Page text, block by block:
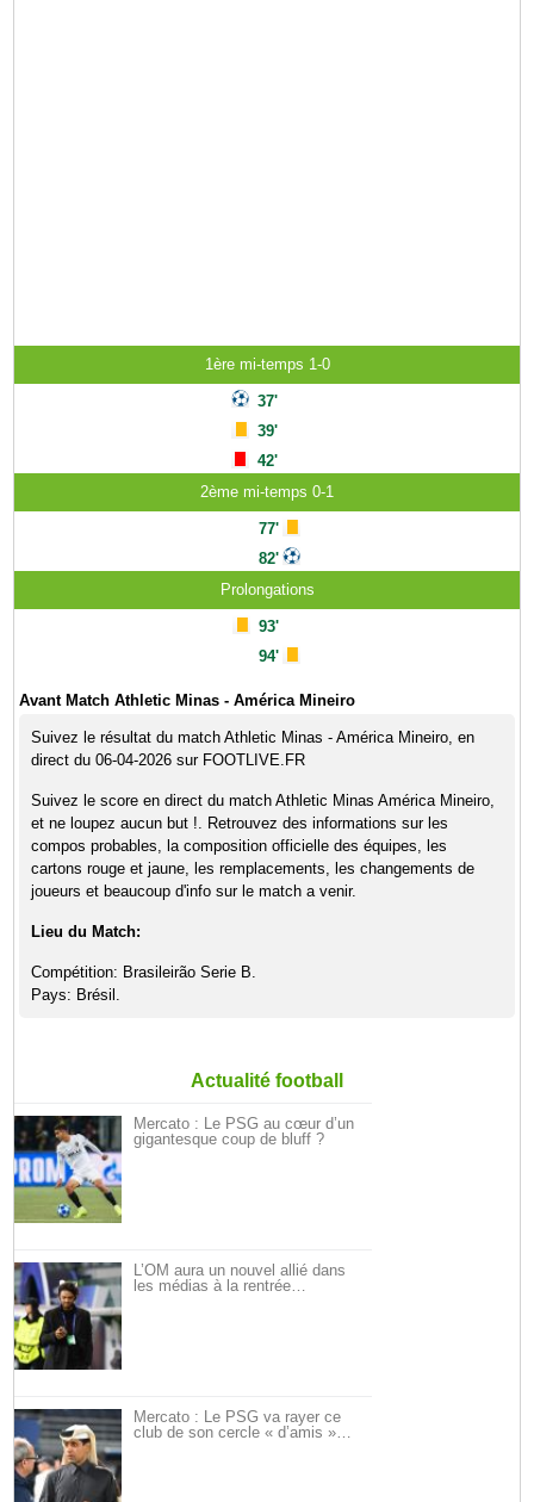
1ère mi-temps 1-0
37'
39'
42'
2ème mi-temps 0-1
77'
82'
Prolongations
93'
94'
Avant Match Athletic Minas - América Mineiro
Suivez le résultat du match Athletic Minas - América Mineiro, en
direct du 06-04-2026 sur FOOTLIVE.FR
Suivez le score en direct du match Athletic Minas América Mineiro,
et ne loupez aucun but !. Retrouvez des informations sur les
compos probables, la composition officielle des équipes, les
cartons rouge et jaune, les remplacements, les changements de
joueurs et beaucoup d'info sur le match a venir.
Lieu du Match:
Compétition: Brasileirão Serie B.
Pays: Brésil.
Actualité football
Mercato : Le PSG au cœur d’un
gigantesque coup de bluff ?
L’OM aura un nouvel allié dans
les médias à la rentrée…
Mercato : Le PSG va rayer ce
club de son cercle « d’amis »…